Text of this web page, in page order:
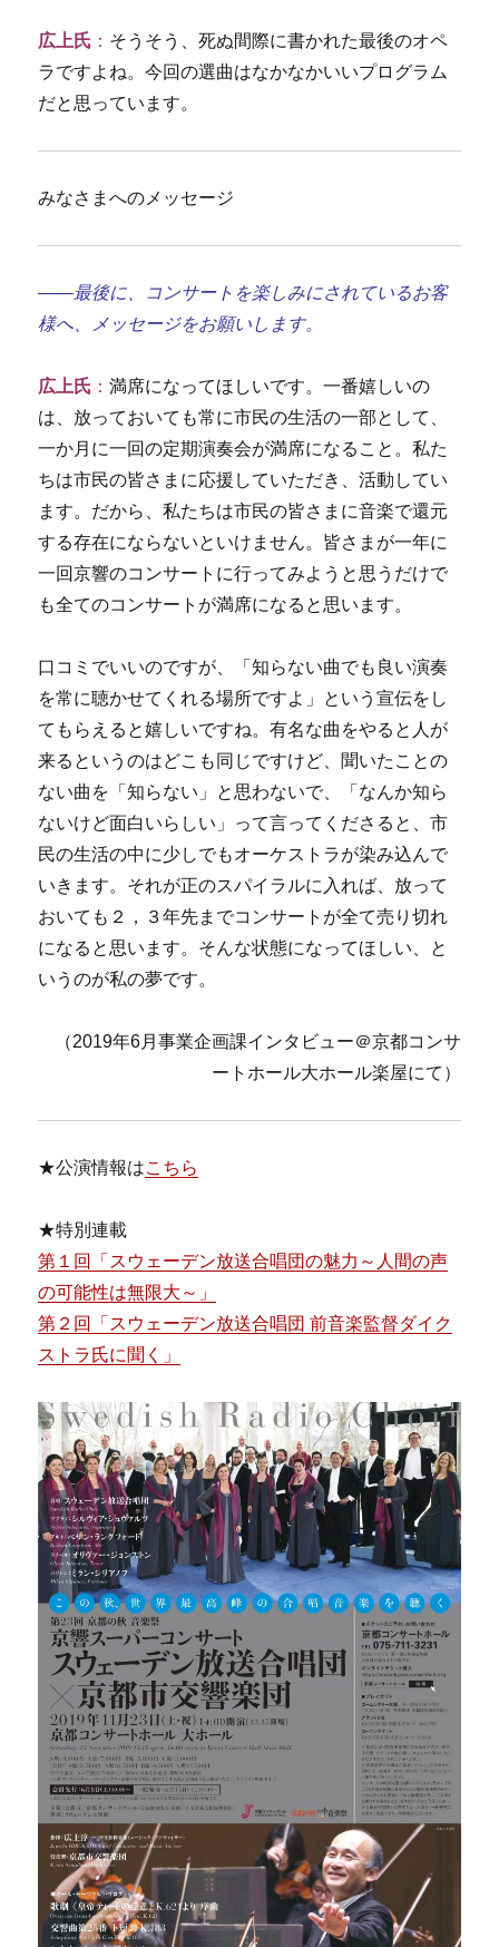
広上氏 ： そうそう、死ぬ間際に書かれた最後のオペ
ラですよね。今回の選曲はなかなかいいプログラム
だと思っています。
みなさまへのメッセージ
――最後に、コンサートを楽しみにされているお客
様へ、メッセージをお願いします。
広上氏 ：満席になってほしいです。一番嬉しいの
は、放っておいても常に市民の生活の一部として、
一か月に一回の定期演奏会が満席になること。私た
ちは市民の皆さまに応援していただき、活動してい
ます。だから、私たちは市民の皆さまに音楽で還元
する存在にならないといけません。皆さまが一年に
一回京響のコンサートに行ってみようと思うだけで
も全てのコンサートが満席になると思います。
口コミでいいのですが、「知らない曲でも良い演奏
を常に聴かせてくれる場所ですよ」という宣伝をし
てもらえると嬉しいですね。有名な曲をやると人が
来るというのはどこも同じですけど、聞いたことの
ない曲を「知らない」と思わないで、「なんか知ら
ないけど面白いらしい」って言ってくださると、市
民の生活の中に少しでもオーケストラが染み込んで
いきます。それが正のスパイラルに入れば、放って
おいても２，３年先までコンサートが全て売り切れ
になると思います。そんな状態になってほしい、と
いうのが私の夢です。
（2019年6月事業企画課インタビュー＠京都コンサ
ートホール大ホール楽屋にて）
★公演情報はこちら
★特別連載
第１回「スウェーデン放送合唱団の魅力～人間の声
の可能性は無限大～」
第２回「スウェーデン放送合唱団 前音楽監督ダイク
ストラ氏に聞く」